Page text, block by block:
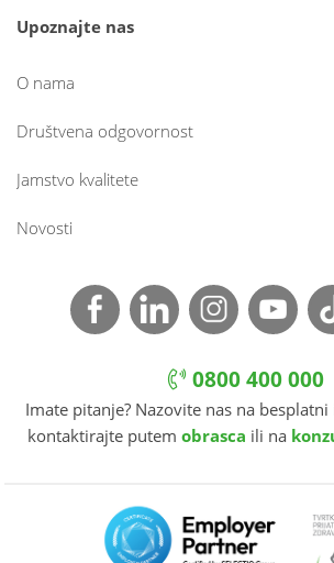
Upoznajte nas
O nama
Društvena odgovornost
Jamstvo kvalitete
Novosti
0800 400 000
Imate pitanje? Nazovite nas na
kontaktirajte putem obrasca ili na